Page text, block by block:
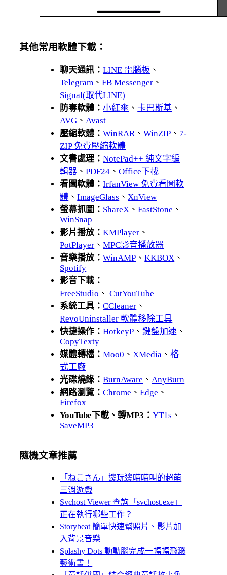
其他常用軟體下載：
聊天通訊：LINE 電腦板 、
Telegram 、FB Messenger 、
Signal(取代LINE)
防毒軟體：小紅傘 、卡巴斯基 、
AVG 、 Avast
壓縮軟體：WinRAR 、WinZIP 、 7-
ZIP 免費壓縮軟體
文書處理：NotePad++ 純文字編
輯器 、PDF24 、Office下載
看圖軟體：IrfanView 免費看圖軟
體 、ImageGlass 、 XnView
螢幕抓圖： ShareX 、FastStone 、
WinSnap
影片播放：KMPlayer 、
PotPlayer 、MPC影音播放器
音樂播放：WinAMP 、KKBOX 、
Spotify
影音下載：
FreeStudio 、 CutYouTube
系統工具：CCleaner 、
RevoUninstaller 軟體移除工具
快捷操作：HotkeyP 、鍵盤加速 、
CopyTexty
媒體轉檔：Moo0 、 XMedia 、格
式工廠
光碟燒錄：BurnAware 、 AnyBurn
網路瀏覽：Chrome 、Edge 、
Firefox
YouTube下載、轉MP3：YT1s 、
SaveMP3
隨機文章推薦
「ねこさん」邊玩邊喵喵叫的超萌
三消遊戲
Svchost Viewer 查詢「svchost.exe」
正在執行哪些工作？
Storybeat 簡單快速幫照片、影片加
入背景音樂
Splashy Dots 動動腦完成一幅幅飛濺
藝術畫！